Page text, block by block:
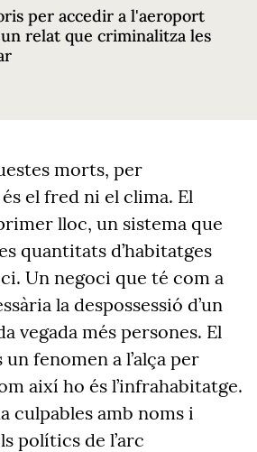
per accedir a l'aeroport
relat que criminalitza les
morts, per
el fred ni el clima. El
lloc, un sistema que
quantitats d’habitatges
Un negoci que té com a
la despossessió d’un
vegada més persones. El
fenomen a l’alça per
així ho és l’infrahabitatge.
culpables amb noms i
polítics de l’arc